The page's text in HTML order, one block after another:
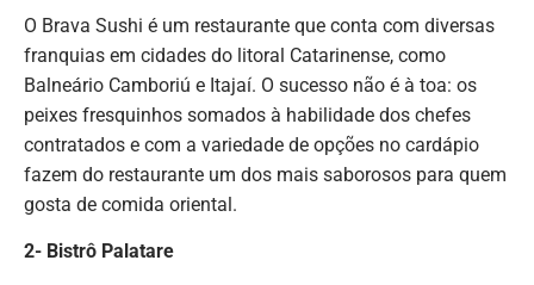
O Brava Sushi é um restaurante que conta com diversas
franquias em cidades do litoral Catarinense, como
Balneário Camboriú e Itajaí. O sucesso não é à toa: os
peixes fresquinhos somados à habilidade dos chefes
contratados e com a variedade de opções no cardápio
fazem do restaurante um dos mais saborosos para quem
gosta de comida oriental.
2- Bistrô Palatare